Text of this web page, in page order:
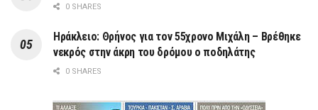
0 SHARES
Ηράκλειο: Θρήνος για τον 55χρονο Μιχάλη – Βρέθηκε
νεκρός στην άκρη του δρόμου ο ποδηλάτης
0 SHARES